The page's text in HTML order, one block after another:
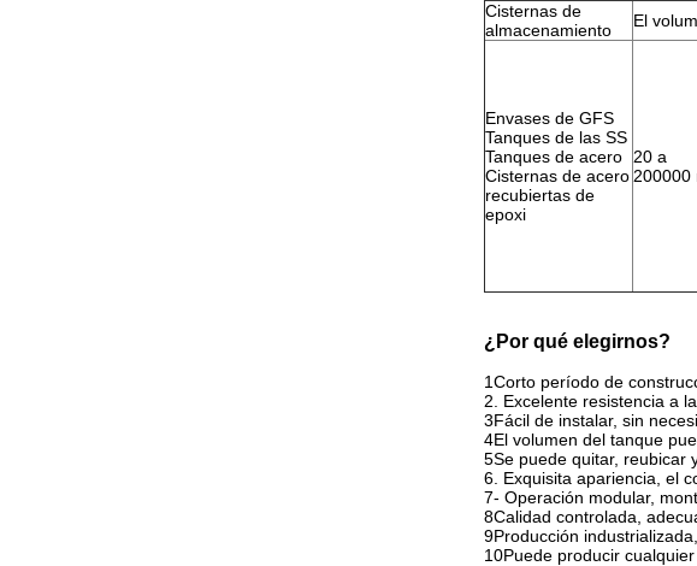
Cisternas de
almacenamiento
El
Envases de GFS
Tanques de las SS
Tanques de acero
Cisternas de acero
recubiertas de
epoxi
20 a
200000
¿Por qué elegirnos?
1Corto período de
2. Excelente resistencia a
3Fácil de instalar, sin
4El volumen del tanque
5Se puede quitar, reubicar
6. Exquisita apariencia, el
7- Operación modular,
8Calidad controlada,
9Producción
10Puede producir